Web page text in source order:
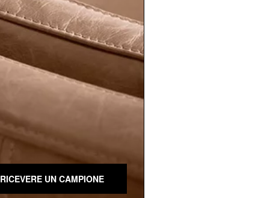
RICEVERE UN CAMPIONE